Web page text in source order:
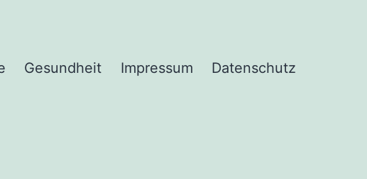
Gesundheit Impressum Datenschutz